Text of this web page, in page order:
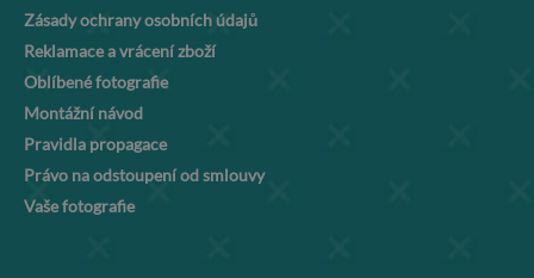
Zásady ochrany osobních údajů
Reklamace a vrácení zboží
Oblíbené fotografie
Montážní návod
Pravidla propagace
Právo na odstoupení od smlouvy
Vaše fotografie